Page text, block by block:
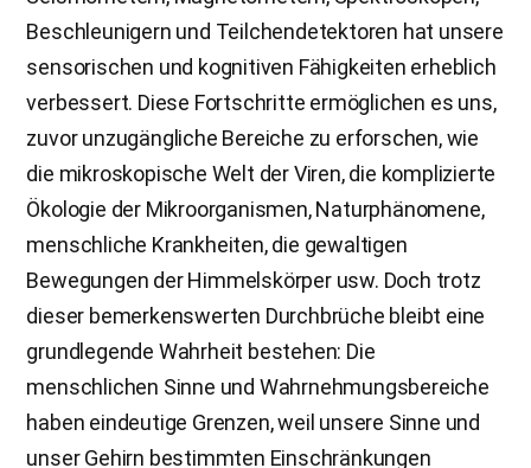
Beschleunigern und Teilchendetektoren hat unsere
sensorischen und kognitiven Fähigkeiten erheblich
verbessert. Diese Fortschritte ermöglichen es uns,
zuvor unzugängliche Bereiche zu erforschen, wie
die mikroskopische Welt der Viren, die komplizierte
Ökologie der Mikroorganismen, Naturphänomene,
menschliche Krankheiten, die gewaltigen
Bewegungen der Himmelskörper usw. Doch trotz
dieser bemerkenswerten Durchbrüche bleibt eine
grundlegende Wahrheit bestehen: Die
menschlichen Sinne und Wahrnehmungsbereiche
haben eindeutige Grenzen, weil unsere Sinne und
unser Gehirn bestimmten Einschränkungen